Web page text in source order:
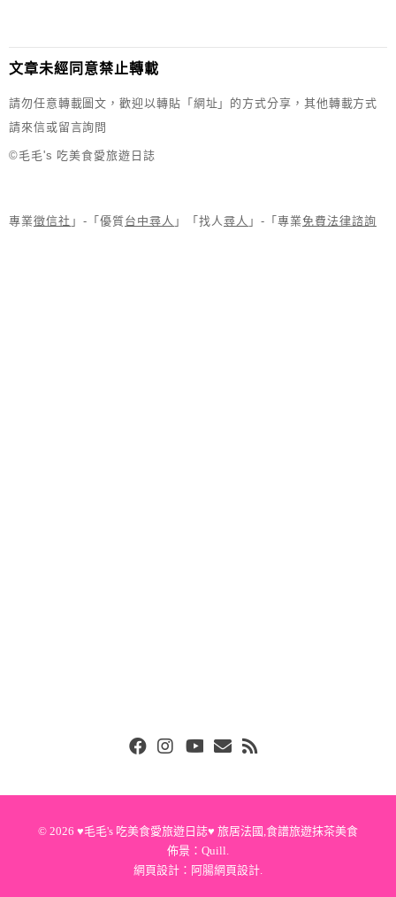
文章未經同意禁止轉載
請勿任意轉載圖文，歡迎以轉貼「網址」的方式分享，其他轉載方式
請來信或留言詢問
©毛毛's 吃美食愛旅遊日誌
專業徵信社 」-「優質台中尋人 」「找人 尋人 」-「專業免費法律諮詢
© 2026 ♥毛毛's 吃美食愛旅遊日誌♥ 旅居法國,食譜旅遊抹茶美食
佈景： Quill
網頁設計： 阿腸網頁設計